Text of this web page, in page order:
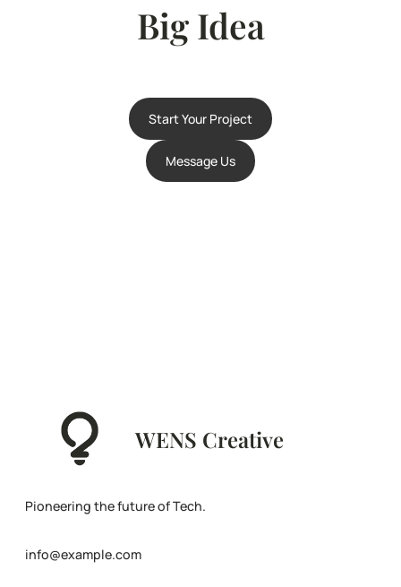
Big Idea
Start Your Project
Message Us
WENS Creative
Pioneering the future of Tech.
info@example.com